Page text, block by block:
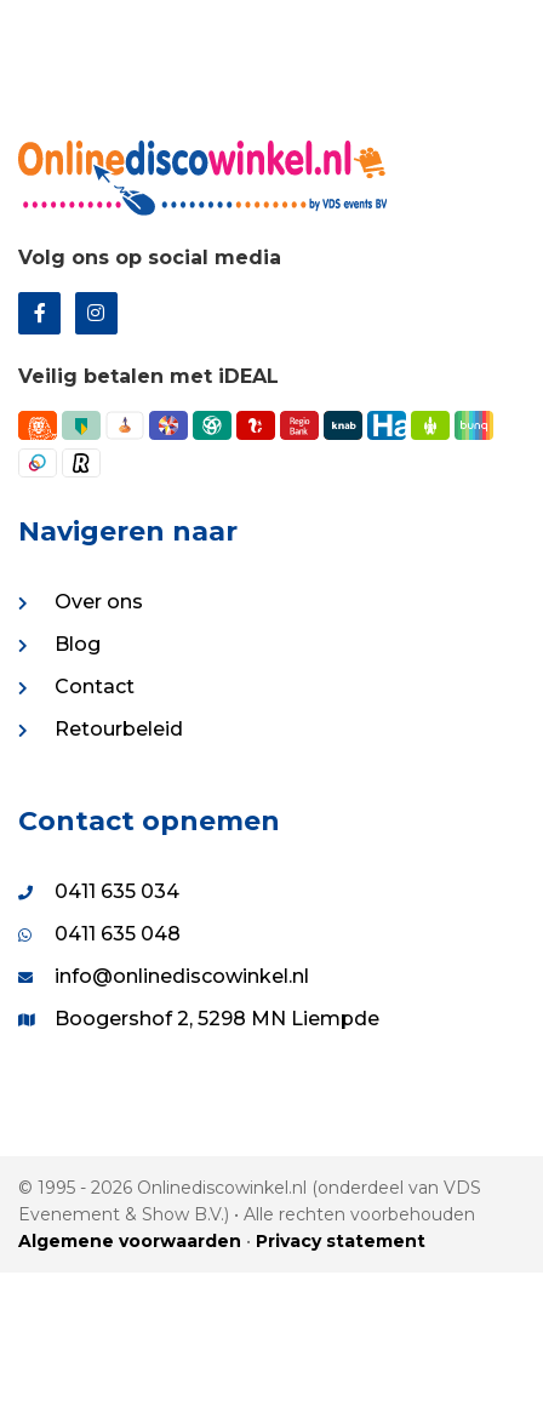
Volg ons op social media
Veilig betalen met iDEAL
Navigeren naar
Over ons
Blog
Contact
Retourbeleid
Contact opnemen
0411 635 034
0411 635 048
info@onlinediscowinkel.nl
Boogershof 2, 5298 MN Liempde
© 1995 - 2026 Onlinediscowinkel.nl (onderdeel van VDS
Evenement & Show B.V.) • Alle rechten voorbehouden
Algemene voorwaarden • Privacy statement